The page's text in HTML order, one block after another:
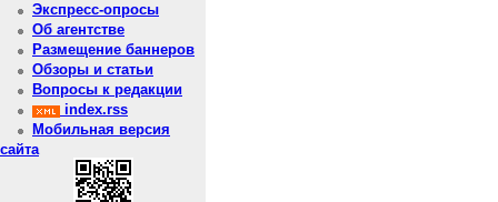
Экспресс-опросы
Об агентстве
Размещение баннеров
Обзоры и статьи
Вопросы к редакции
index.rss
Мобильная версия
сайта